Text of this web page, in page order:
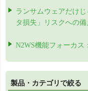
ランサムウェアだけじ
タ損失」リスクへの備
N2WS機能フォーカス
製品・カテゴリで絞る